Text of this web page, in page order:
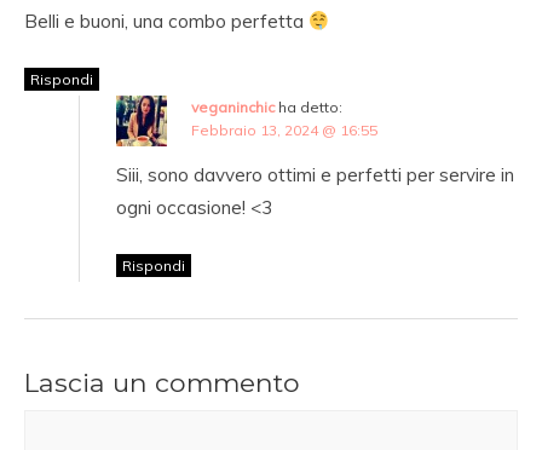
Belli e buoni, una combo perfetta
Rispondi
veganinchic ha detto:
Febbraio 13, 2024 @ 16:55
Siii, sono davvero ottimi e perfetti per servire in
ogni occasione! <3
Rispondi
Lascia un commento